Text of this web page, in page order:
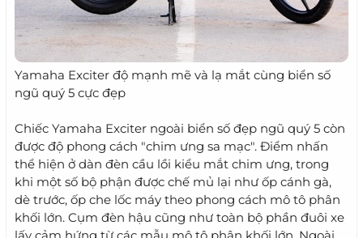
Yamaha Exciter độ mạnh mẽ và lạ mắt cùng biển số
ngũ quý 5 cực đẹp
Chiếc Yamaha Exciter ngoài biển số đẹp ngũ quý 5 còn
được độ phong cách "chim ưng sa mạc". Điểm nhấn
thể hiện ở dàn đèn cầu lồi kiểu mắt chim ưng, trong
khi một số bộ phận được chế mủ lại như ốp cánh gà,
dè trước, ốp che lốc máy theo phong cách mô tô phân
khối lớn. Cụm đèn hậu cũng như toàn bộ phần đuôi xe